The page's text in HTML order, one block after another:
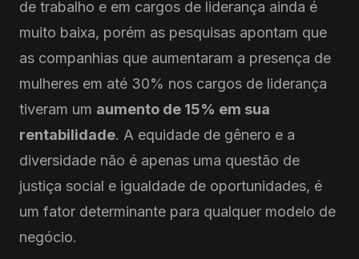
de trabalho e em cargos de liderança ainda é
muito baixa, porém as pesquisas apontam que
as companhias que aumentaram a presença de
mulheres em até 30% nos cargos de liderança
tiveram um aumento de 15% em sua
rentabilidade. A equidade de gênero e a
diversidade não é apenas uma questão de
justiça social e igualdade de oportunidades, é
um fator determinante para qualquer modelo de
negócio.